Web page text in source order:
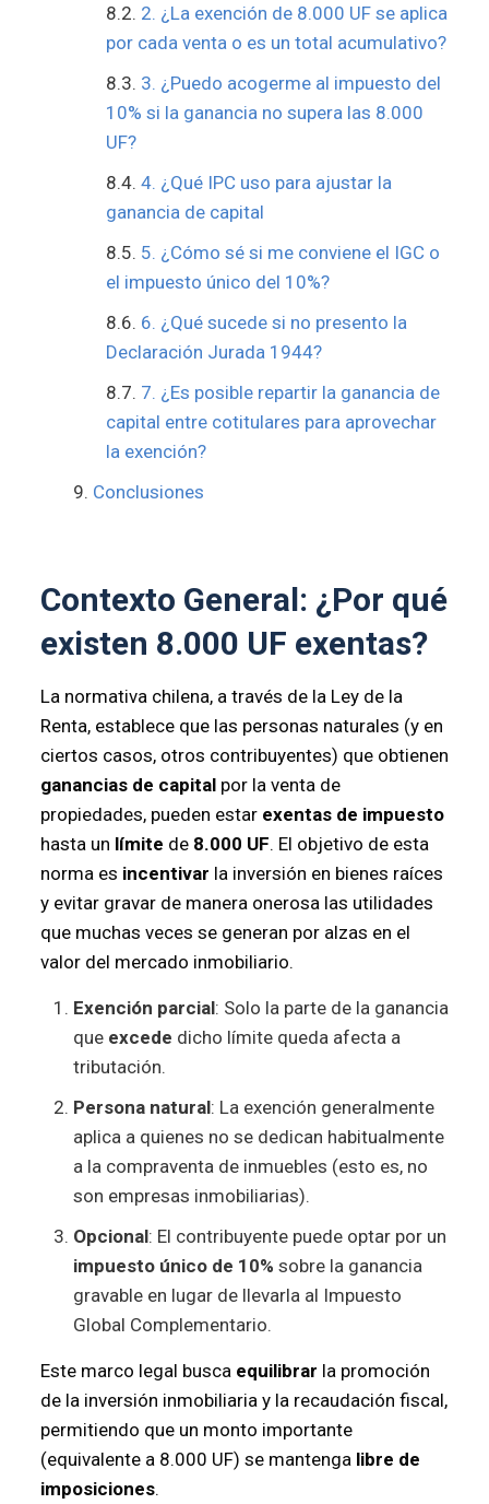
2. ¿La exención de 8.000 UF se aplica
por cada venta o es un total acumulativo?
3. ¿Puedo acogerme al impuesto del
10% si la ganancia no supera las 8.000
UF?
4. ¿Qué IPC uso para ajustar la
ganancia de capital
5. ¿Cómo sé si me conviene el IGC o
el impuesto único del 10%?
6. ¿Qué sucede si no presento la
Declaración Jurada 1944?
7. ¿Es posible repartir la ganancia de
capital entre cotitulares para aprovechar
la exención?
Conclusiones
Contexto General: ¿Por qué
existen 8.000 UF exentas?
La normativa chilena, a través de la Ley de la
Renta, establece que las personas naturales (y en
ciertos casos, otros contribuyentes) que obtienen
ganancias de capitalpor la venta de
propiedades, pueden estar exentas de impuesto
hasta un límite de 8.000 UF. El objetivo de esta
norma es incentivar la inversión en bienes raíces
y evitar gravar de manera onerosa las utilidades
que muchas veces se generan por alzas en el
valor del mercado inmobiliario.
Exención parcial: Solo la parte de la ganancia
que excede dicho límite queda afecta a
tributación.
Persona natural: La exención generalmente
aplica a quienes no se dedican habitualmente
a la compraventa de inmuebles (esto es, no
son empresas inmobiliarias).
Opcional: El contribuyente puede optar por un
impuesto único de 10% sobre la ganancia
gravable en lugar de llevarla al Impuesto
Global Complementario.
Este marco legal busca equilibrar la promoción
de la inversión inmobiliaria y la recaudación fiscal,
permitiendo que un monto importante
(equivalente a 8.000 UF) se mantenga libre de
imposiciones.